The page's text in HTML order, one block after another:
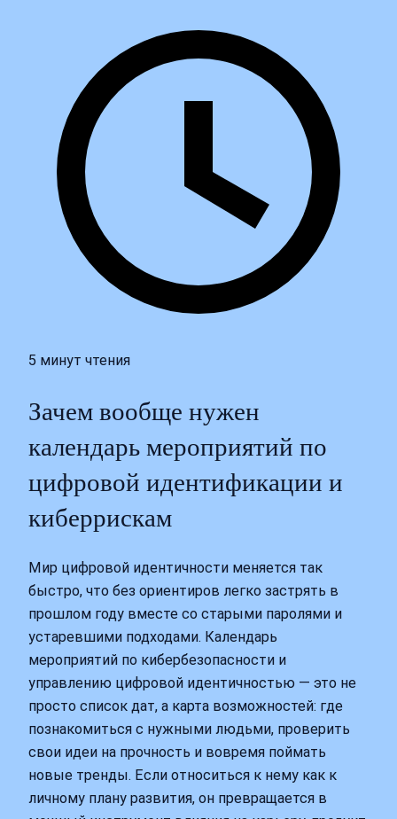
5 минут чтения
Зачем вообще нужен
календарь мероприятий по
цифровой идентификации и
киберрискам
Мир цифровой идентичности меняется так
быстро, что без ориентиров легко застрять в
прошлом году вместе со старыми паролями и
устаревшими подходами. Календарь
мероприятий по кибербезопасности и
управлению цифровой идентичностью — это не
просто список дат, а карта возможностей: где
познакомиться с нужными людьми, проверить
свои идеи на прочность и вовремя поймать
новые тренды. Если относиться к нему как к
личному плану развития, он превращается в